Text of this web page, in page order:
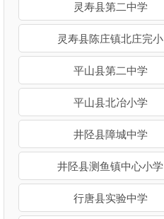
灵寿县第二中学
灵寿县陈庄镇北庄完小
平山县第二中学
平山县北冶小学
井陉县障城中学
井陉县测鱼镇中心小学
行唐县实验中学